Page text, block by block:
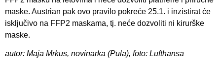
maske. Austrian pak ovo pravilo pokreće 25.1. i inzistirat će
isključivo na FFP2 maskama, tj. neće dozvoliti ni kirurške
maske.
autor: Maja Mrkus, novinarka (Pula), foto: Lufthansa